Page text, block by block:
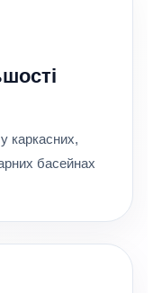
каркасних,
басейнах